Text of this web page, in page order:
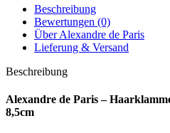
Beschreibung
Bewertungen (0)
Über Alexandre de Paris
Lieferung & Versand
Beschreibung
Alexandre de Paris –
8,5cm